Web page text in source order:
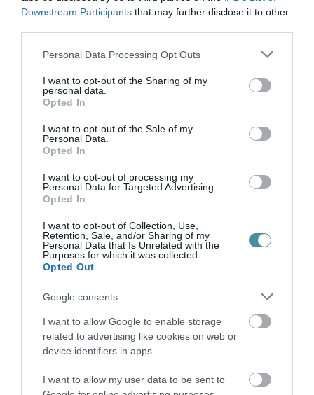
Downstream Participants that may further disclose it to other
Please note that this website/app uses one or more Google
not limited to your visit or usage behaviour. You may click to
grant or deny consent to Google and its third-party tags to
use your data for below specified purposes in below Google
consent section.
Personal Data Processing Opt Outs
I want to opt-out of the Sharing of my
personal data.
Opted In
I want to opt-out of the Sale of my
Personal Data.
Opted In
I want to opt-out of processing my
Personal Data for Targeted Advertising.
Opted In
I want to opt-out of Collection, Use,
Retention, Sale, and/or Sharing of my
Personal Data that Is Unrelated with the
Purposes for which it was collected.
Opted Out
Google consents
I want to allow Google to enable storage
related to advertising like cookies on web or
device identifiers in apps.
I want to allow my user data to be sent to
Rheinmentalltól vásárolta a Magyar Állam
harcjárműveket, aminekbeszerzésénél
szintén
A tényleges ukrán-szál
A vizsgálatunk során nem találtunk
bizonyítékot Kürtös László és ukrán
szervezetek közötti kapcsolatra. Az erre utaló
kormánypárti állításokat semmilyen
ellenőrizhető forrás nem támasztja alá, csak
sejtetések.
Helyi politikai szerep és háttér
Kürtös László 2019 óta független
önkormányzati képviselőként tevékenykedett
Egerszóláton, 2024-ben független
polgármesterjelöltként is indult ugyanott.